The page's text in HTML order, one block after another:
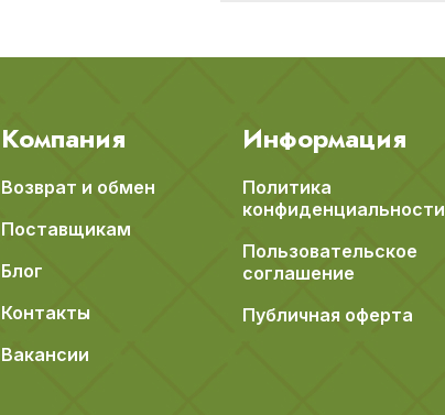
Компания
Возврат и обмен
Поставщикам
Блог
Контакты
Вакансии
Информация
Политика
конфиденциальности
Пользовательское
соглашение
Публичная оферта